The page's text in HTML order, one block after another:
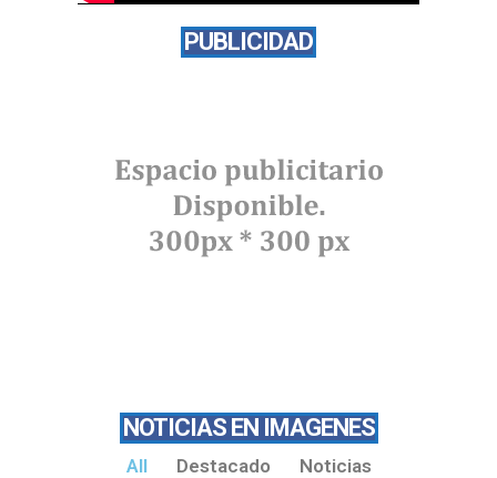
PUBLICIDAD
NOTICIAS EN IMAGENES
All Destacado Noticias